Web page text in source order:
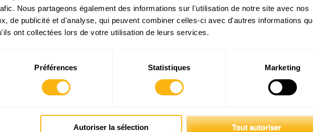
Nous partageons également des informations sur l'utilisation de notre site avec nos
de publicité et d'analyse, qui peuvent combiner celles-ci avec d'autres informations
ont collectées lors de votre utilisation de leurs services.
Préférences Statistiques Marketing
Autoriser la sélection Tout autoriser
– juillet 2020